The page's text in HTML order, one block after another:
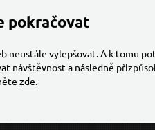
pokračovat
neustále vylepšovat. A k tomu
návštěvnost a následně
zde.